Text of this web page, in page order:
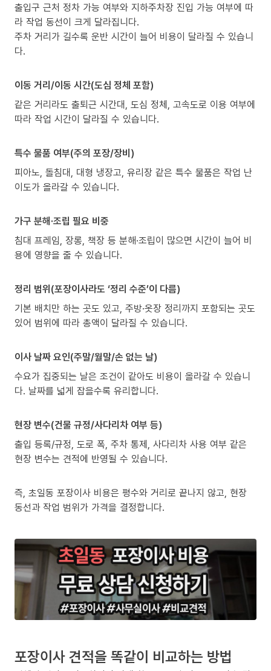
출입구 근처 정차 가능 여부와 지하주차장 진입 가능 여부에 따
라 작업 동선이 크게 달라집니다.
주차 거리가 길수록 운반 시간이 늘어 비용이 달라질 수 있습니
다.
이동 거리/이동 시간(도심 정체 포함)
같은 거리라도 출퇴근 시간대, 도심 정체, 고속도로 이용 여부에
따라 작업 시간이 달라질 수 있습니다.
특수 물품 여부(주의 포장/장비)
피아노, 돌침대, 대형 냉장고, 유리장 같은 특수 물품은 작업 난
이도가 올라갈 수 있습니다.
가구 분해·조립 필요 비중
침대 프레임, 장롱, 책장 등 분해·조립이 많으면 시간이 늘어 비
용에 영향을 줄 수 있습니다.
정리 범위(포장이사라도 ‘정리 수준’이 다름)
기본 배치만 하는 곳도 있고, 주방·옷장 정리까지 포함되는 곳도
있어 범위에 따라 총액이 달라질 수 있습니다.
이사 날짜 요인(주말/월말/손 없는 날)
수요가 집중되는 날은 조건이 같아도 비용이 올라갈 수 있습니
다. 날짜를 넓게 잡을수록 유리합니다.
현장 변수(건물 규정/사다리차 여부 등)
출입 등록/규정, 도로 폭, 주차 통제, 사다리차 사용 여부 같은
현장 변수는 견적에 반영될 수 있습니다.
즉, 초일동 포장이사 비용은 평수와 거리로 끝나지 않고, 현장
동선과 작업 범위가 가격을 결정합니다.
포장이사 견적을 똑같이 비교하는 방법